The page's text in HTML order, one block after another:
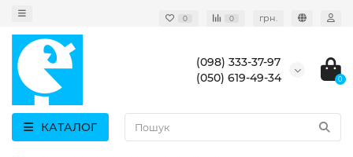
0 0 грн.
(098) 333-37-97
(050) 619-49-34
0
КАТАЛОГ